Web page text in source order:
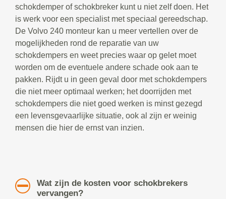
schokdemper of schokbreker kunt u niet zelf doen. Het
is werk voor een specialist met speciaal gereedschap.
De Volvo 240 monteur kan u meer vertellen over de
mogelijkheden rond de reparatie van uw
schokdempers en weet precies waar op gelet moet
worden om de eventuele andere schade ook aan te
pakken. Rijdt u in geen geval door met schokdempers
die niet meer optimaal werken; het doorrijden met
schokdempers die niet goed werken is minst gezegd
een levensgevaarlijke situatie, ook al zijn er weinig
mensen die hier de ernst van inzien.
Wat zijn de kosten voor schokbrekers
vervangen?